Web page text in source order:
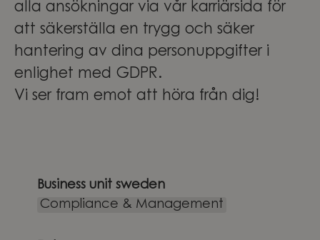
alla ansökningar via vår karriärsida för
att säkerställa en trygg och säker
hantering av dina personuppgifter i
enlighet med GDPR.
Vi ser fram emot att höra från dig!
Business unit sweden
Compliance & Management